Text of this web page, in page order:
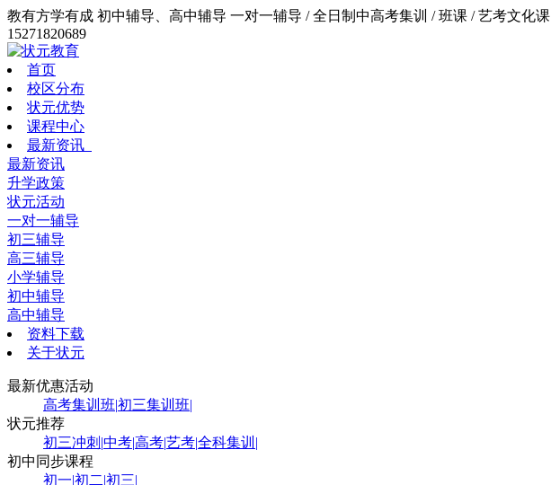
教有方学有成 初中辅导、高中辅导 一对一辅导 / 全日制中高考集训 / 班课 / 艺考文化课
15271820689
首页
校区分布
状元优势
课程中心
最新资讯
最新资讯
升学政策
状元活动
一对一辅导
初三辅导
高三辅导
小学辅导
初中辅导
高中辅导
资料下载
关于状元
最新优惠活动
高考集训班|初三集训班|
状元推荐
初三冲刺 |中考|高考|艺考|全科集训 |
初中同步课程
初一|初二|初三|